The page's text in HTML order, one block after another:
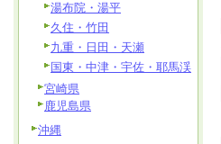
湯布院・湯平
久住・竹田
九重・日田・天瀬
国東・中津・宇佐・耶馬渓
宮崎県
鹿児島県
沖縄